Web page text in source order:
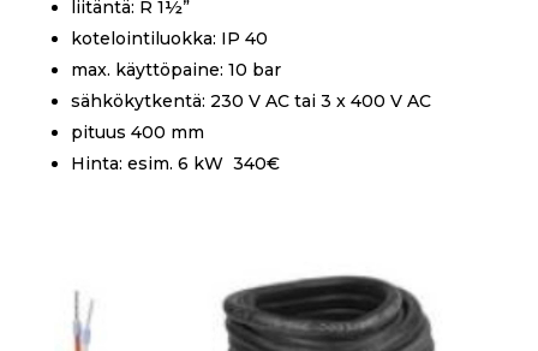
liitäntä: R 1½”
kotelointiluokka: IP 40
max. käyttöpaine: 10 bar
sähkökytkentä: 230 V AC tai 3 x 400 V AC
pituus 400 mm
Hinta: esim. 6 kW 340€